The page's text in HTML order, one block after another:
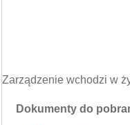
Zarządzenie wchodzi w
Dokumenty do